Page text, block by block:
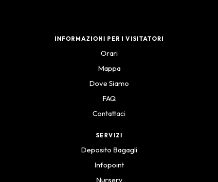
INFORMAZIONI PER I VISITATORI
Orari
Mappa
Dove Siamo
FAQ
Contattaci
SERVIZI
Deposito Bagagli
Infopoint
Nursery